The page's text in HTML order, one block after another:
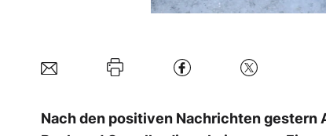
Nach den positiven Nachrichten gestern